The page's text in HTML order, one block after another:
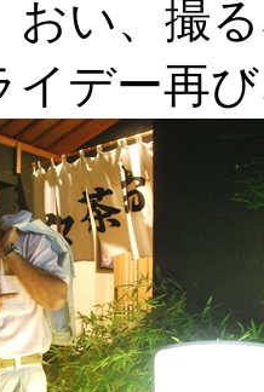
おい、撮
イデー再